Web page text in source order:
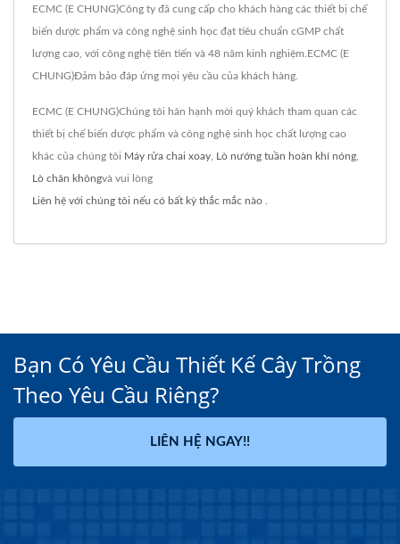
ECMC (E CHUNG)Công ty đã cung cấp cho khách hàng các thiết bị chế
biến dược phẩm và công nghệ sinh học đạt tiêu chuẩn cGMP chất
lượng cao, với công nghệ tiên tiến và 48 năm kinh nghiệm.ECMC (E
CHUNG)Đảm bảo đáp ứng mọi yêu cầu của khách hàng.
ECMC (E CHUNG)Chúng tôi hân hạnh mời quý khách tham quan các
thiết bị chế biến dược phẩm và công nghệ sinh học chất lượng cao
khác của chúng tôi Máy rửa chai xoay Lò nướng tuần hoàn khí nóng
Lò chân khôngvà vui lòng
Liên hệ với chúng tôi nếu có bất kỳ thắc mắc nào
Bạn Có Yêu Cầu Thiết Kế Cây Trồng
Theo Yêu Cầu Riêng?
LIÊN HỆ NGAY!!